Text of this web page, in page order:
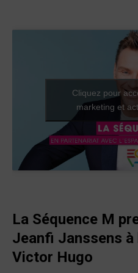
Cliquez pour
marketing et
La Séquence M
Jeanfi Janssens à
Victor Hugo